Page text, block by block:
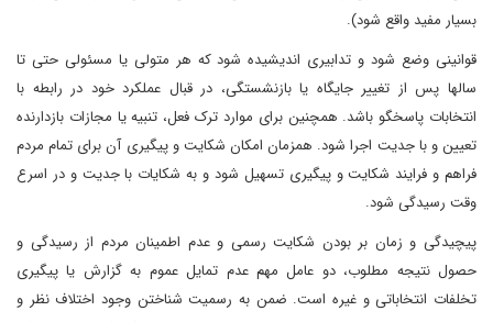
بسیار مفید واقع شود).
قوانینی وضع شود و تدابیری اندیشیده شود که هر متولی یا مسئولی حتی تا
سالها پس از تغییر جایگاه یا بازنشستگی، در قبال عملکرد خود در رابطه با
انتخابات پاسخگو باشد. همچنین برای موارد ترک فعل، تنبیه یا مجازات بازدارنده
تعیین و با جدیت اجرا شود. همزمان امکان شکایت و پیگیری آن برای تمام مردم
فراهم و فرایند شکایت و پیگیری تسهیل شود و به شکایات با جدیت و در اسرع
وقت رسیدگی شود.
پیچیدگی و زمان بر بودن شکایت رسمی و عدم اطمینان مردم از رسیدگی و
حصول نتیجه مطلوب، دو عامل مهم عدم تمایل عموم به گزارش یا پیگیری
تخلفات انتخاباتی و غیره است. ضمن به رسمیت شناختن وجود اختلاف نظر و